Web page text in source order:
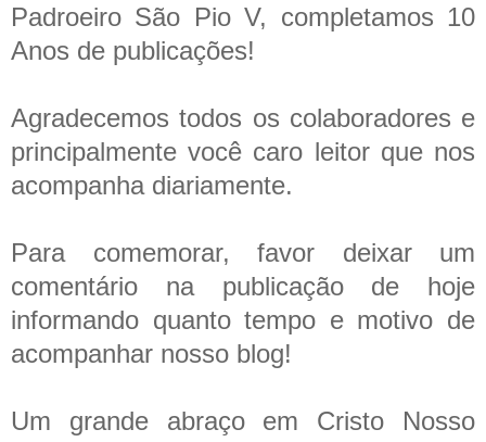
Padroeiro São Pio V, completamos 10
Anos de publicações!
Agradecemos todos os colaboradores e
principalmente você caro leitor que nos
acompanha diariamente.
Para comemorar, favor deixar um
comentário na publicação de hoje
informando quanto tempo e motivo de
acompanhar nosso blog!
Um grande abraço em Cristo Nosso